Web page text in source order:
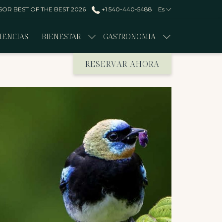
BEST OF THE BEST 2026 +1 540-440-5488 Es
BIENESTAR GASTRONOMIA
RESERVAR AHORA